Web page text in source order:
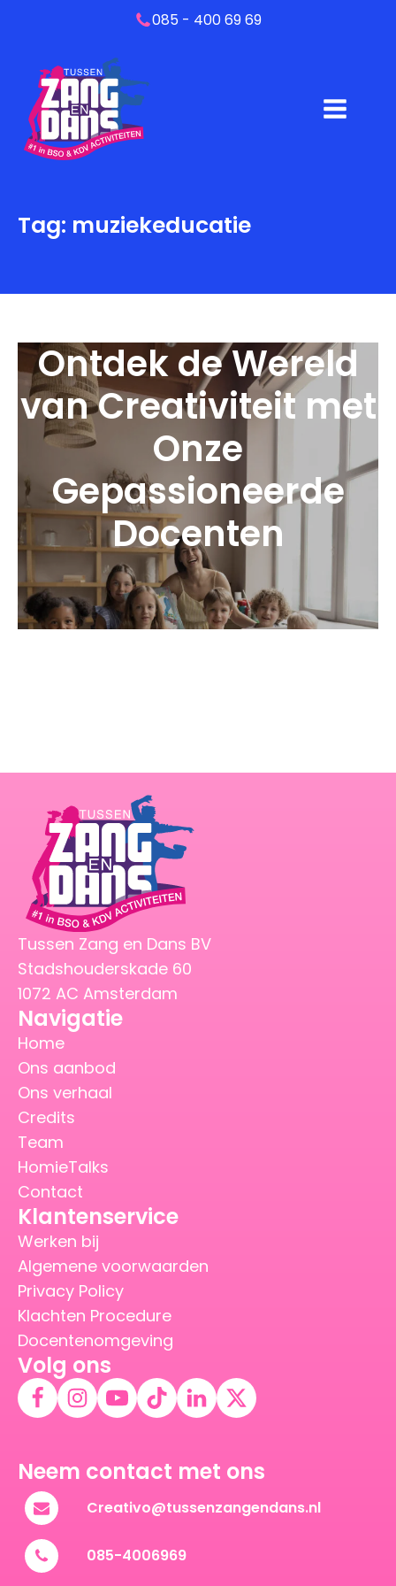
085 - 400 69 69
Tag: muziekeducatie
Ontdek de Wereld
van Creativiteit met
Onze
Gepassioneerde
Docenten
Tussen Zang en Dans BV
Stadshouderskade 60
1072 AC Amsterdam
Navigatie
Home
Ons aanbod
Ons verhaal
Credits
Team
HomieTalks
Contact
Klantenservice
Werken bij
Algemene voorwaarden
Privacy Policy
Klachten Procedure
Docentenomgeving
Volg ons
Neem contact met ons
Creativo@tussenzangendans.nl
085-4006969